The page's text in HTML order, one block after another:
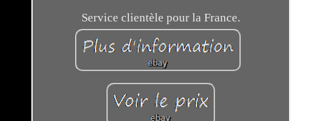
Service clientèle pour la France.